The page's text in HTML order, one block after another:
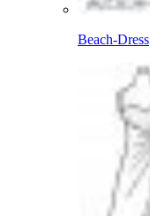
Beach-Dress